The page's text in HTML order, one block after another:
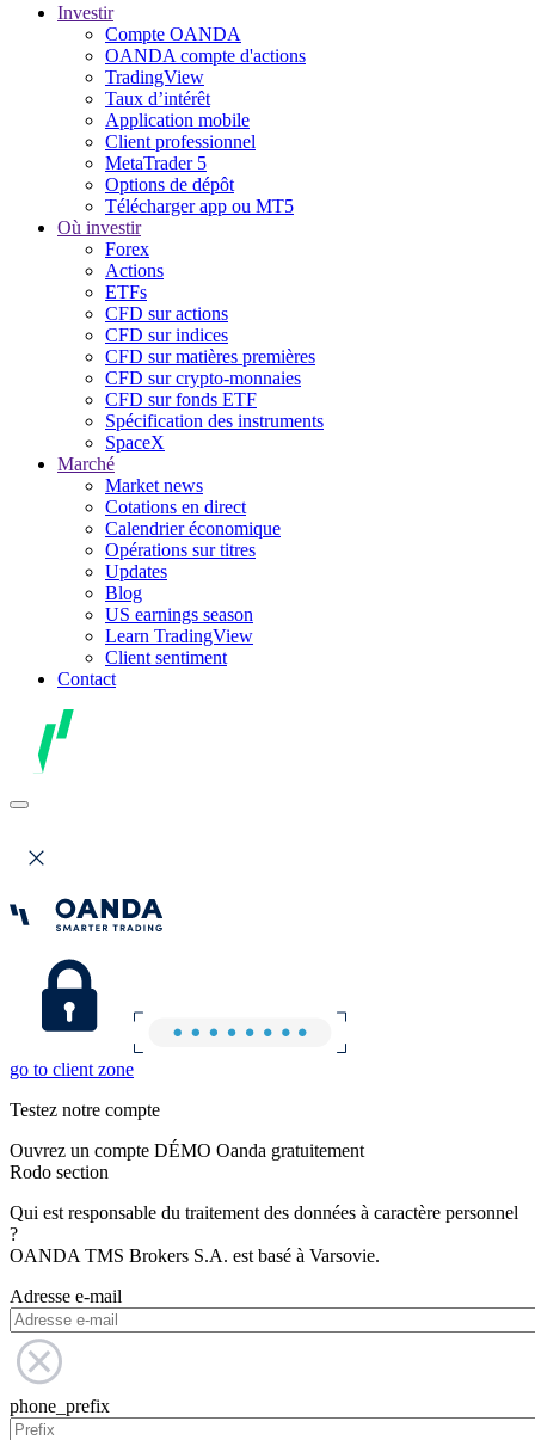
Investir
Compte OANDA
OANDA compte d'actions
TradingView
Taux d’intérêt
Application mobile
Client professionnel
MetaTrader 5
Options de dépôt
Télécharger app ou MT5
Où investir
Forex
Actions
ETFs
CFD sur actions
CFD sur indices
CFD sur matières premières
CFD sur crypto-monnaies
CFD sur fonds ETF
Spécification des instruments
SpaceX
Marché
Market news
Cotations en direct
Calendrier économique
Opérations sur titres
Updates
Blog
US earnings season
Learn TradingView
Client sentiment
Contact
go to client zone
Testez notre compte
Ouvrez un compte DÉMO Oanda gratuitement
Rodo section
Qui est responsable du traitement des données à caractère personnel
?
OANDA TMS Brokers S.A. est basé à Varsovie.
Adresse e-mail
phone_prefix